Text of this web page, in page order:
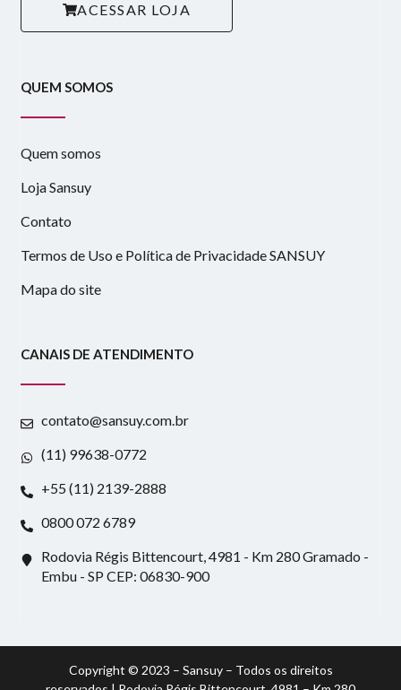
ACESSAR LOJA
QUEM SOMOS
Quem somos
Loja Sansuy
Contato
Termos de Uso e Política de Privacidade SANSUY
Mapa do site
CANAIS DE ATENDIMENTO
contato@sansuy.com.br
(11) 99638-0772
+55 (11) 2139-2888
0800 072 6789
Rodovia Régis Bittencourt, 4981 - Km 280 Gramado -
Embu - SP CEP: 06830-900
Copyright © 2023 – Sansuy – Todos os direitos